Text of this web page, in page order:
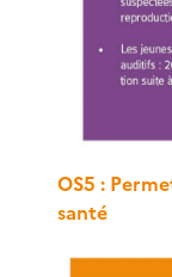
OS5 :
santé